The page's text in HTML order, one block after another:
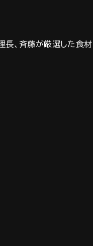
、斉藤が厳選した食